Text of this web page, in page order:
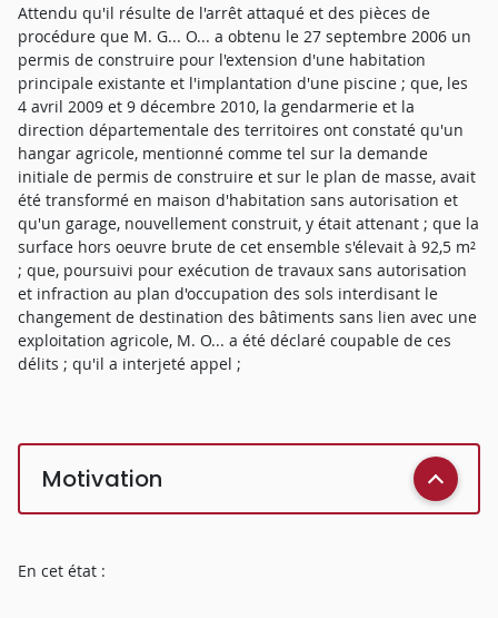
Attendu qu'il résulte de l'arrêt attaqué et des pièces de
procédure que M. G... O... a obtenu le 27 septembre 2006 un
permis de construire pour l'extension d'une habitation
principale existante et l'implantation d'une piscine ; que, les
4 avril 2009 et 9 décembre 2010, la gendarmerie et la
direction départementale des territoires ont constaté qu'un
hangar agricole, mentionné comme tel sur la demande
initiale de permis de construire et sur le plan de masse, avait
été transformé en maison d'habitation sans autorisation et
qu'un garage, nouvellement construit, y était attenant ; que la
surface hors oeuvre brute de cet ensemble s'élevait à 92,5 m²
; que, poursuivi pour exécution de travaux sans autorisation
et infraction au plan d'occupation des sols interdisant le
changement de destination des bâtiments sans lien avec une
exploitation agricole, M. O... a été déclaré coupable de ces
délits ; qu'il a interjeté appel ;
Motivation
En cet état :